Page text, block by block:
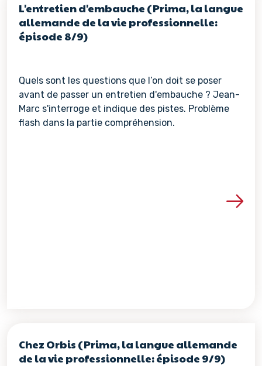
L'entretien d'embauche (Prima, la langue
allemande de la vie professionnelle:
épisode 8/9)
Quels sont les questions que l’on doit se poser
avant de passer un entretien d'embauche ? Jean-
Marc s'interroge et indique des pistes. Problème
flash dans la partie compréhension.
Voir les détails de la
Chez Orbis (Prima, la langue allemande
de la vie professionnelle: épisode 9/9)